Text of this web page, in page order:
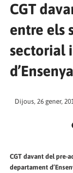
CGT
entre els
sectorial
Dijous, 26 gener,
CGT davant del pre-
departament